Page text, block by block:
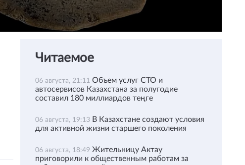
Читаемое
06 августа, 21:11 Объем услуг СТО и
автосервисов Казахстана за полугодие
составил 180 миллиардов теңге
06 августа, 19:13 В Казахстане создают условия
для активной жизни старшего поколения
06 августа, 18:49 Жительницу Актау
приговорили к общественным работам за